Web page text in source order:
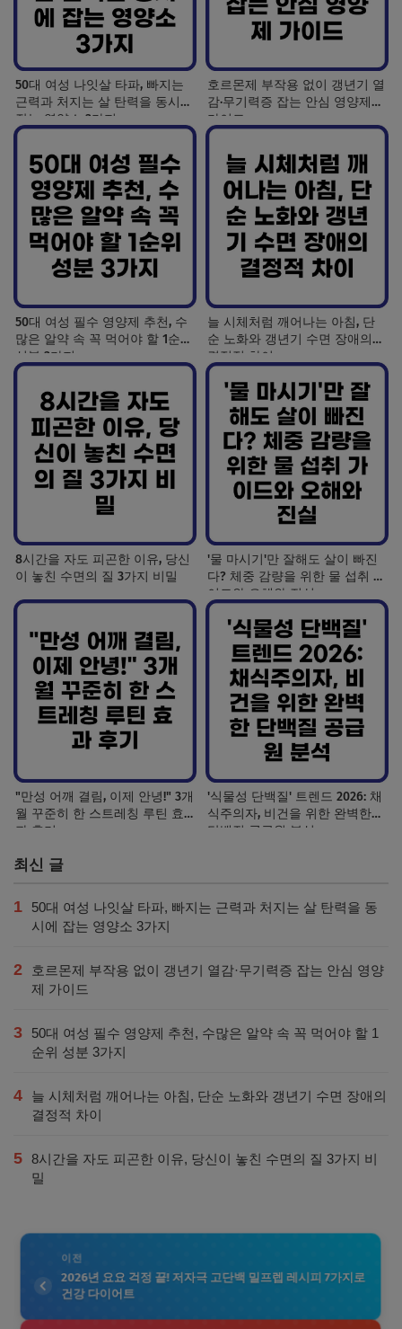
50대 여성 나잇살 타파, 빠지는
근력과 처지는 살 탄력을 동시에
잡는 영양소 3가지
호르몬제 부작용 없이 갱년기 열
감·무기력증 잡는 안심 영양제
가이드
50대 여성 필수 영양제 추천, 수
많은 알약 속 꼭 먹어야 할 1순위
성분 3가지
늘 시체처럼 깨어나는 아침, 단
순 노화와 갱년기 수면 장애의
결정적 차이
8시간을 자도 피곤한 이유, 당신
이 놓친 수면의 질 3가지 비밀
'물 마시기'만 잘해도 살이 빠진
다? 체중 감량을 위한 물 섭취 가
이드와 오해와 진실
"만성 어깨 결림, 이제 안녕!" 3개
월 꾸준히 한 스트레칭 루틴 효
과 후기
'식물성 단백질' 트렌드 2026: 채
식주의자, 비건을 위한 완벽한
단백질 공급원 분석
최신 글
1
50대 여성 나잇살 타파, 빠지는 근력과 처지는 살 탄력을 동
시에 잡는 영양소 3가지
2
호르몬제 부작용 없이 갱년기 열감·무기력증 잡는 안심 영양
제 가이드
3
50대 여성 필수 영양제 추천, 수많은 알약 속 꼭 먹어야 할 1
순위 성분 3가지
4
늘 시체처럼 깨어나는 아침, 단순 노화와 갱년기 수면 장애의
결정적 차이
5 8시간을 자도 피곤한 이유, 당신이 놓친 수면의 질 3가지 비
밀
이전
2026년 요요 걱정 끝! 저자극 고단백 밀프렙 레시피 7가지로
건강 다이어트